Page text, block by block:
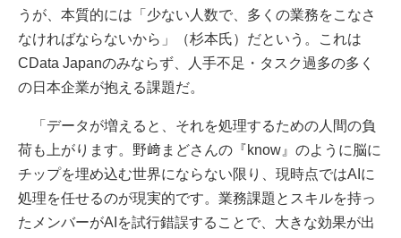
うが、本質的には「少ない人数で、多くの業務をこなさ
なければならないから」（杉本氏）だという。これは
CData Japanのみならず、人手不足・タスク過多の多く
の日本企業が抱える課題だ。
「データが増えると、それを処理するための人間の負
荷も上がります。野﨑まどさんの『know』のように脳に
チップを埋め込む世界にならない限り、現時点ではAIに
処理を任せるのが現実的です。業務課題とスキルを持っ
たメンバーがAIを試行錯誤することで、大きな効果が出